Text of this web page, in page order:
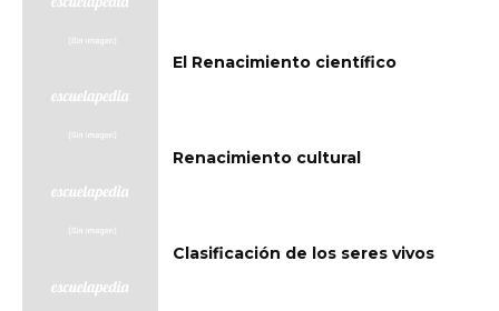
El Renacimiento científico
Renacimiento cultural
Clasificación de los seres vivos